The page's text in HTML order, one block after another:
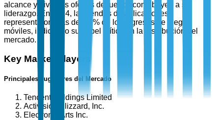
alcance y diversas ofertas de juegos contribuyen a su
liderazgo. En 2024, las tiendas de aplicaciones
representaron más del 70% de los ingresos de juegos
móviles, indicando su papel crítico en la distribución del
mercado.
Key Market Players
Principales Jugadores del Mercado
Tencent Holdings Limited
Activision Blizzard, Inc.
Electronic Arts Inc.